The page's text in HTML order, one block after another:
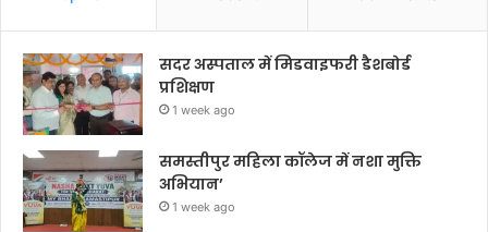
सदर अस्पताल में मिडवाइफरी डैशबोर्ड
प्रशिक्षण
1 week ago
समस्तीपुर महिला कॉलेज में नशा मुक्ति
अभियान’
1 week ago